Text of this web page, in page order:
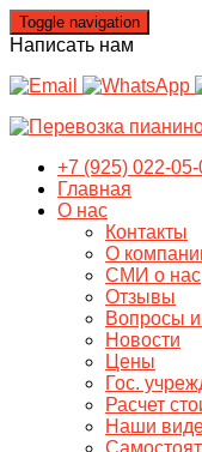
Toggle navigation
Написать нам
+7 (925) 022-
Главная
О нас
Контакты
О
СМИ о нас
Отзывы
Вопросы
Новости
Цены
Гос.
Расчет
Наши